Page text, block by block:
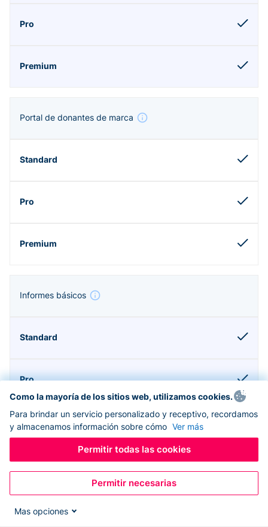
Portal de donantes de marca
Informes básicos
Compatible con Donorbox CRM
Como la mayoría de los sitios web, utilizamos cookies.
Para brindar un servicio personalizado y receptivo, recordamos
y almacenamos información sobre cómo Ver más
Permitir todas las cookies
Permitir necesarias
Mas opciones